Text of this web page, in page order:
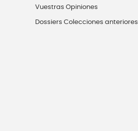
Vuestras Opiniones
Dossiers Colecciones anteriores